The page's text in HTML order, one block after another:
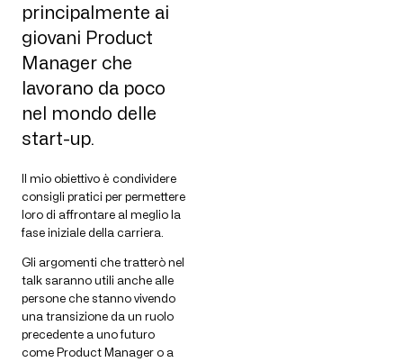
principalmente ai
giovani Product
Manager che
lavorano da poco
nel mondo delle
start-up.
Il mio obiettivo è condividere
consigli pratici per permettere
loro di affrontare al meglio la
fase iniziale della carriera.
Gli argomenti che tratterò nel
talk saranno utili anche alle
persone che stanno vivendo
una transizione da un ruolo
precedente a uno futuro
come Product Manager o a